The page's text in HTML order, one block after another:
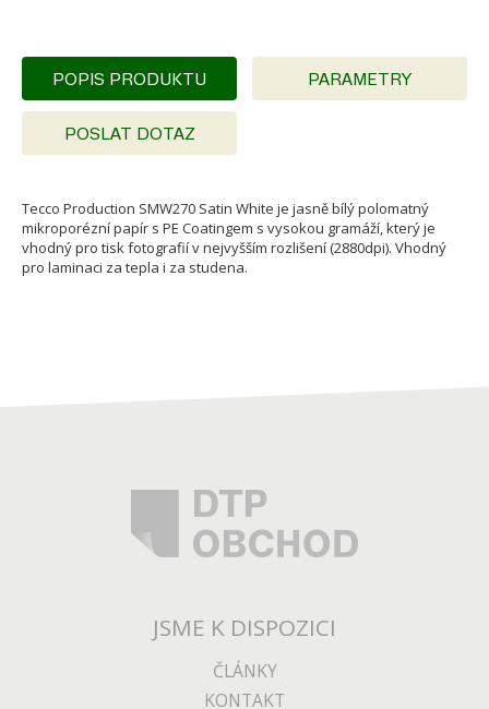
POPIS PRODUKTU PARAMETRY
POSLAT DOTAZ
Tecco Production SMW270 Satin White je jasně bílý polomatný
mikroporézní papír s PE Coatingem s vysokou gramáží, který je
vhodný pro tisk fotografií v nejvyšším rozlišení (2880dpi). Vhodný
pro laminaci za tepla i za studena.
JSME K DISPOZICI
ČLÁNKY
KONTAKT